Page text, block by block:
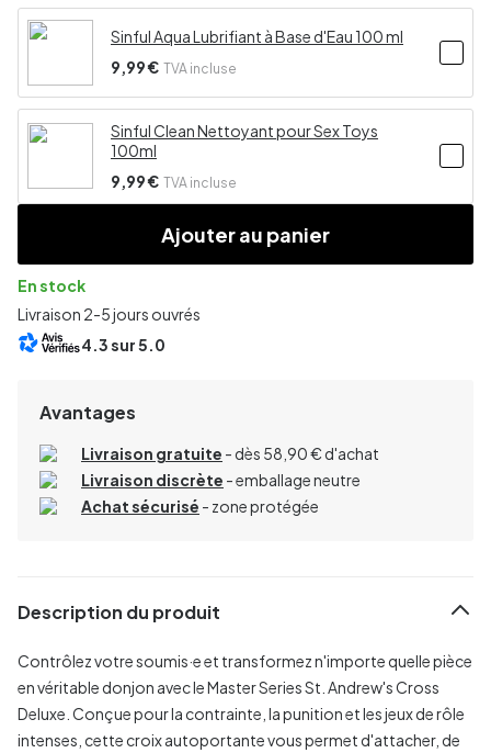
Sinful Aqua Lubrifiant à Base d'Eau 100 ml
9,99 € TVA incluse
Sinful Clean Nettoyant pour Sex Toys
100ml
9,99 € TVA incluse
Ajouter au panier
En stock
Livraison 2-5 jours ouvrés
4.3sur 5.0
Avantages
Livraison gratuite - dès 58,90 € d'achat
Livraison discrète - emballage neutre
Achat sécurisé - zone protégée
Description du produit
Contrôlez votre soumis·e et transformez n'importe quelle pièce
en véritable donjon avec le Master Series St. Andrew's Cross
Deluxe. Conçue pour la contrainte, la punition et les jeux de rôle
intenses, cette croix autoportante vous permet d'attacher, de